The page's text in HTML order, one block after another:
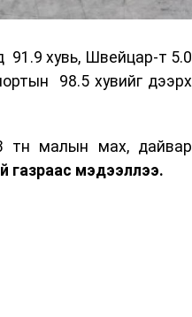
91.9 хувь, Швейцар-т 5.0
98.5 хувийг дээрх
тн малын мах, дайвар
газраас мэдээллээ.